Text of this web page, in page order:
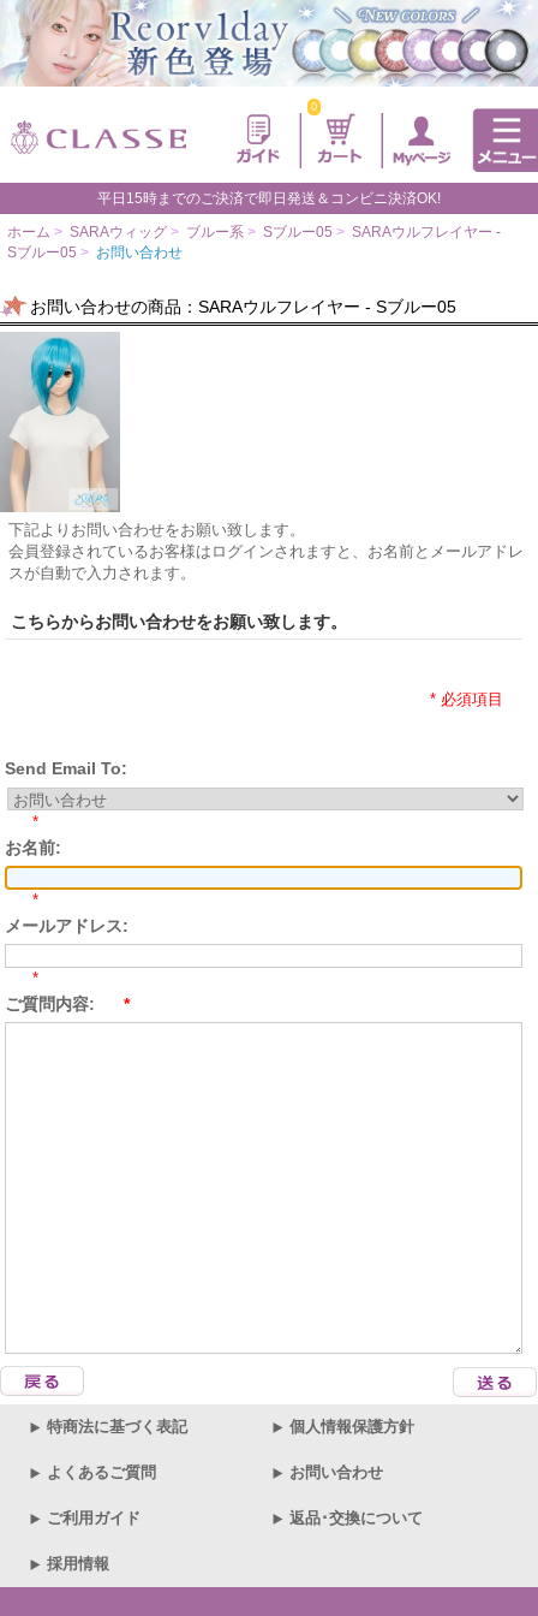
0
平日15時までのご決済で即日発送＆コンビニ決済OK!
ホーム > SARAウィッグ > ブルー系 > Sブルー05 > SARAウルフレイヤー -
Sブルー05 > お問い合わせ
お問い合わせの商品：SARAウルフレイヤー - Sブルー05
下記よりお問い合わせをお願い致します。
会員登録されているお客様はログインされますと、お名前とメールアドレ
スが自動で入力されます。
こちらからお問い合わせをお願い致します。
* 必須項目
Send Email To:
*
お名前:
*
メールアドレス:
*
ご質問内容: *
特商法に基づく表記 個人情報保護方針
よくあるご質問 お問い合わせ
ご利用ガイド 返品･交換について
採用情報